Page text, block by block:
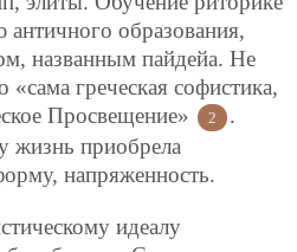
образования,
названным пайдейа. Не
«сама греческая софистика,
Просвещение»
2
.
жизнь приобрела
напряженность.
идеалу